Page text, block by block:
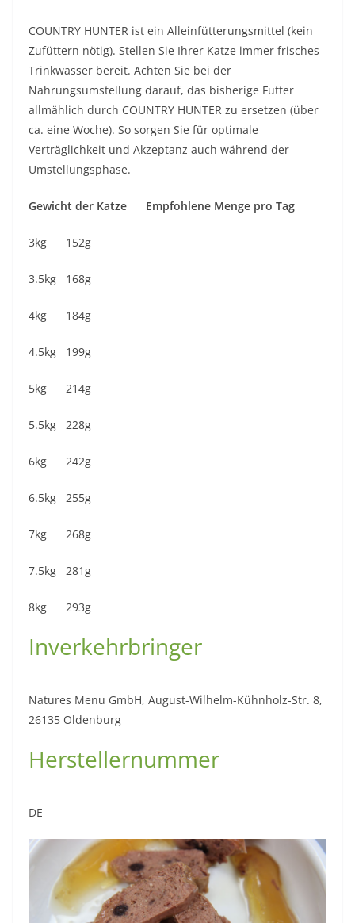
COUNTRY HUNTER ist ein Alleinfütterungsmittel (kein
Zufüttern nötig). Stellen Sie Ihrer Katze immer frisches
Trinkwasser bereit. Achten Sie bei der
Nahrungsumstellung darauf, das bisherige Futter
allmählich durch COUNTRY HUNTER zu ersetzen (über
ca. eine Woche). So sorgen Sie für optimale
Verträglichkeit und Akzeptanz auch während der
Umstellungsphase.
Gewicht der Katze Empfohlene Menge pro Tag
3kg 152g
3.5kg 168g
4kg 184g
4.5kg 199g
5kg 214g
5.5kg 228g
6kg 242g
6.5kg 255g
7kg 268g
7.5kg 281g
8kg 293g
Inverkehrbringer
Natures Menu GmbH, August-Wilhelm-Kühnholz-Str. 8,
26135 Oldenburg
Herstellernummer
DE